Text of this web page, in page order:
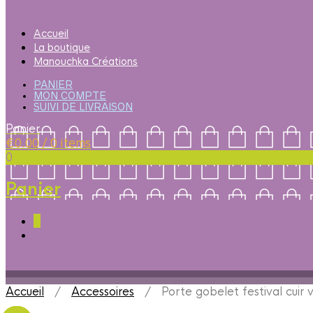
Accueil
La boutique
Manouchka Créations
PANIER
MON COMPTE
SUIVI DE LIVRAISON
Panier
€0.00 / 0 items
0
Panier
Accueil / Accessoires / Porte gobelet festival cuir